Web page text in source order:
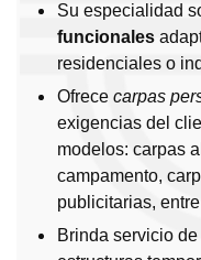
Su especialidad
funcionales
residenciales o
Ofrece carpas
exigencias del
modelos: carpas
campamento,
publicitarias,
Brinda servicio de